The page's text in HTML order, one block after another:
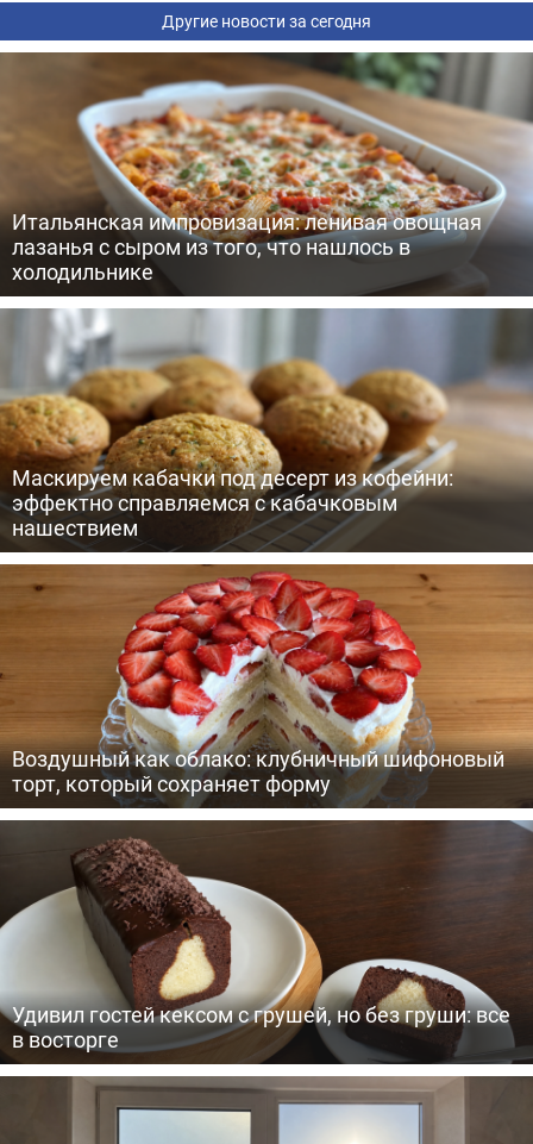
Другие новости за сегодня
Итальянская импровизация: ленивая овощная
лазанья с сыром из того, что нашлось в
холодильнике
Маскируем кабачки под десерт из кофейни:
эффектно справляемся с кабачковым
нашествием
Воздушный как облако: клубничный шифоновый
торт, который сохраняет форму
Удивил гостей кексом с грушей, но без груши: все
в восторге